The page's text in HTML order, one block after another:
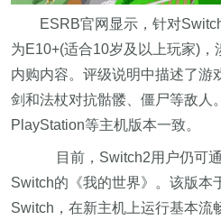
ESRB官网显示，针对
为E10+(适合10岁及以上玩家)，
内购内容。评级说明中描述了游
剑和法杖对抗骷髅、僵尸等敌人
PlayStation等主机版本一致。
目前，Switch2用户仍可
Switch的《我的世界》。该版本
Switch，在新主机上运行基本流